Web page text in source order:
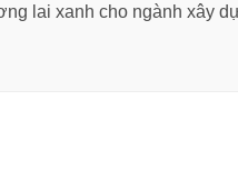
lai xanh cho ngành xây